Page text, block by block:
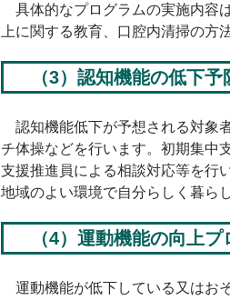
具体的なプログラムの実施内容
上に関する教育、口腔内清掃の方
（3）認知機能の低下
認知機能低下が予想される対象
チ体操などを行います。初期集中
支援推進員による相談対応等を行
地域のよい環境で自分らしく暮ら
（4）運動機能の向上プ
運動機能が低下している又はお